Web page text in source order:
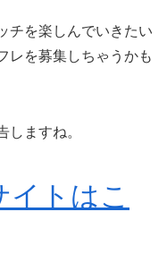
チを楽しんでいきたい
レを募集しちゃうかも
しますね。
イトはこ